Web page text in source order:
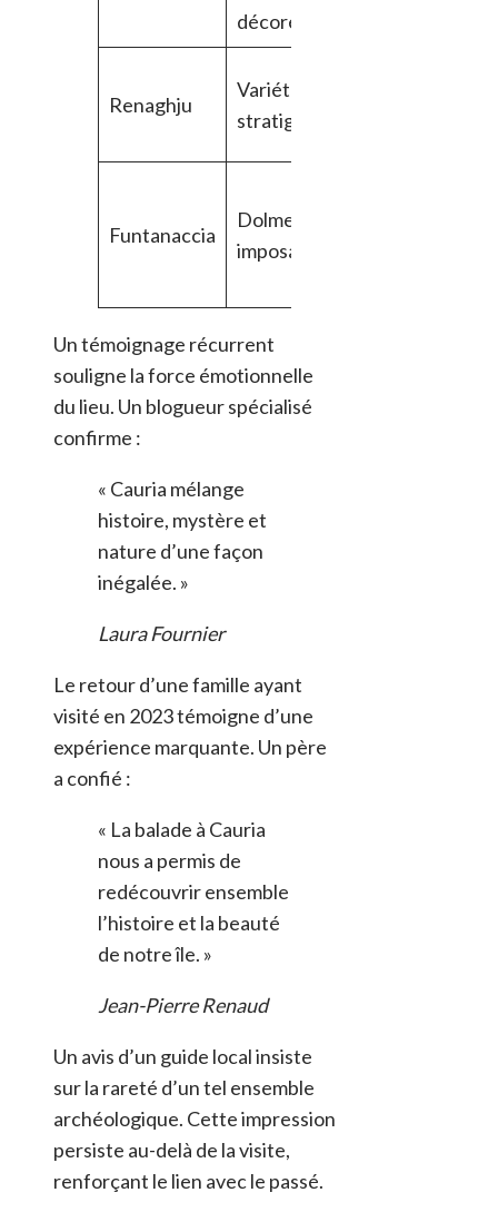
décorées
Renaghju
Variété
stratigraphique
Funtanaccia
Dolmen
imposant
Un témoignage récurrent
souligne la force émotionnelle
du lieu. Un blogueur spécialisé
confirme :
« Cauria mélange
histoire, mystère et
nature d’une façon
inégalée. »
Laura Fournier
Le retour d’une famille ayant
visité en 2023 témoigne d’une
expérience marquante. Un père
a confié :
« La balade à Cauria
nous a permis de
redécouvrir ensemble
l’histoire et la beauté
de notre île. »
Jean-Pierre Renaud
Un avis d’un guide local insiste
sur la rareté d’un tel ensemble
archéologique. Cette impression
persiste au-delà de la visite,
renforçant le lien avec le passé.